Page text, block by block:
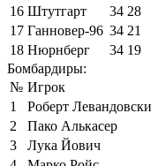
16 Штутгарт 34 28
17 Ганновер-96 34 21
18 Нюрнберг 34 19
Бомбардиры:
№ Игрок
1
Роберт Левандовски
2
Пако Алькасер
3
Лука Йович